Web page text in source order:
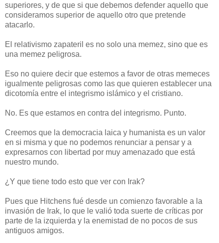
superiores, y de que si que debemos defender aquello que
consideramos superior de aquello otro que pretende
atacarlo.
El relativismo zapateril es no solo una memez, sino que es
una memez peligrosa.
Eso no quiere decir que estemos a favor de otras memeces
igualmente peligrosas como las que quieren establecer una
dicotomía entre el integrismo islámico y el cristiano.
No. Es que estamos en contra del integrismo. Punto.
Creemos que la democracia laica y humanista es un valor
en si misma y que no podemos renunciar a pensar y a
expresarnos con libertad por muy amenazado que está
nuestro mundo.
¿Y que tiene todo esto que ver con Irak?
Pues que Hitchens fué desde un comienzo favorable a la
invasión de Irak, lo que le valió toda suerte de críticas por
parte de la izquierda y la enemistad de no pocos de sus
antiguos amigos.